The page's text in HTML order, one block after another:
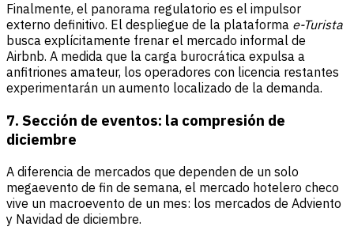
Finalmente, el panorama regulatorio es el impulsor
externo definitivo. El despliegue de la plataforma e-Turista
busca explícitamente frenar el mercado informal de
Airbnb. A medida que la carga burocrática expulsa a
anfitriones amateur, los operadores con licencia restantes
experimentarán un aumento localizado de la demanda.
7. Sección de eventos: la compresión de
diciembre
A diferencia de mercados que dependen de un solo
megaevento de fin de semana, el mercado hotelero checo
vive un macroevento de un mes: los mercados de Adviento
y Navidad de diciembre.